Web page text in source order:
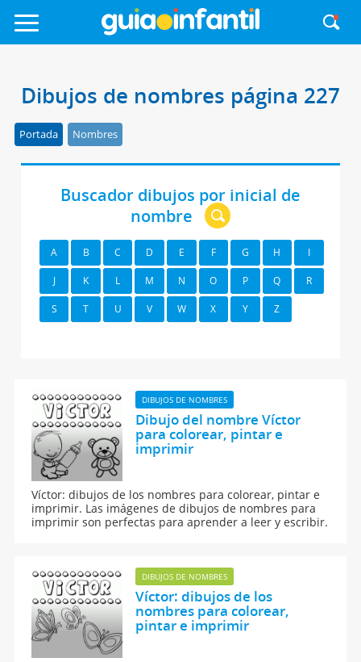
Dibujos de nombres página 227
Portada Nombres
Buscador dibujos por inicial de
nombre
A B C D E F G H I
J K L M N O P Q R
S T U V W X Y Z
DIBUJOS DE NOMBRES
Dibujo del nombre Víctor
para colorear, pintar e
imprimir
Víctor: dibujos de los nombres para colorear, pintar e
imprimir. Las imágenes de dibujos de nombres para
imprimir son perfectas para aprender a leer y escribir.
DIBUJOS DE NOMBRES
Víctor: dibujos de los
nombres para colorear,
pintar e imprimir